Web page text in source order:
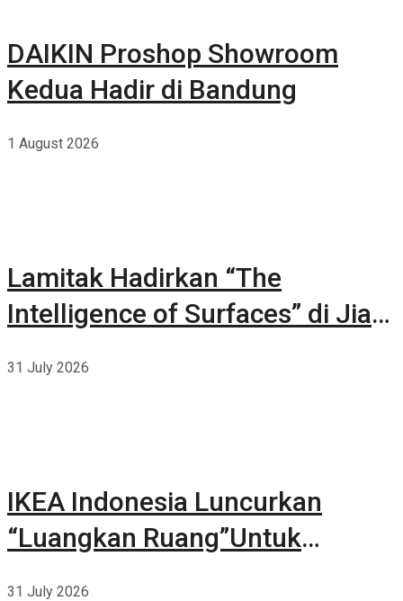
DAIKIN Proshop Showroom
Kedua Hadir di Bandung
1 August 2026
Lamitak Hadirkan “The
Intelligence of Surfaces” di Jia
31 July 2026
IKEA Indonesia Luncurkan
“Luangkan Ruang”Untuk
31 July 2026